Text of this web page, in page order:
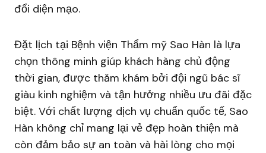
đổi diện mạo.
Đặt lịch tại Bệnh viện Thẩm mỹ Sao Hàn là lựa
chọn thông minh giúp khách hàng chủ động
thời gian, được thăm khám bởi đội ngũ bác sĩ
giàu kinh nghiệm và tận hưởng nhiều ưu đãi đặc
biệt. Với chất lượng dịch vụ chuẩn quốc tế, Sao
Hàn không chỉ mang lại vẻ đẹp hoàn thiện mà
còn đảm bảo sự an toàn và hài lòng cho mọi